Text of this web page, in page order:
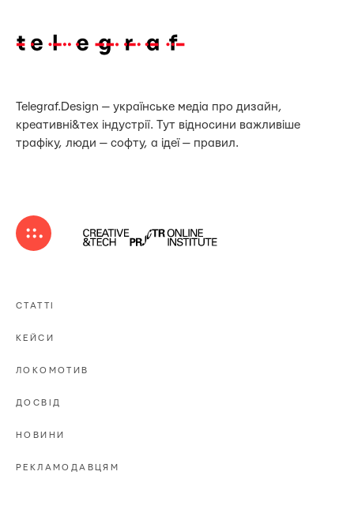
Telegraf.Design — українське медіа про дизайн,
креативні&тех індустрії. Тут відносини важливіше
трафіку, люди — софту, а ідеї — правил.
СТАТТІ
КЕЙСИ
ЛОКОМОТИВ
ДОСВІД
НОВИНИ
РЕКЛАМОДАВЦЯМ